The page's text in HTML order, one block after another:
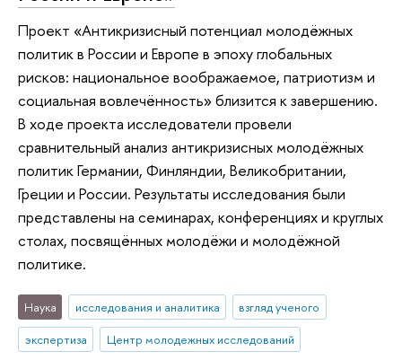
Проект «Антикризисный потенциал молодёжных
политик в России и Европе в эпоху глобальных
рисков: национальное воображаемое, патриотизм и
социальная вовлечённость» близится к завершению.
В ходе проекта исследователи провели
сравнительный анализ антикризисных молодёжных
политик Германии, Финляндии, Великобритании,
Греции и России. Результаты исследования были
представлены на семинарах, конференциях и круглых
столах, посвящённых молодёжи и молодёжной
политике.
Наука исследования и аналитика
взгляд ученого
экспертиза
Центр молодежных исследований